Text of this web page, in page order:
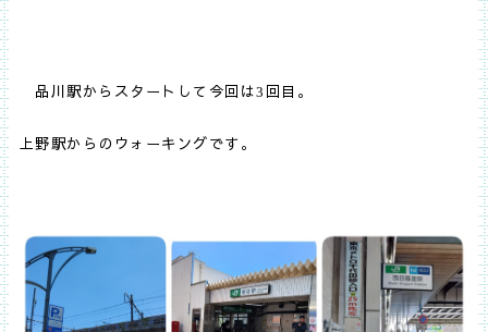
品川駅からスタートして今回は3 回目。
上野駅からのウォーキングです。